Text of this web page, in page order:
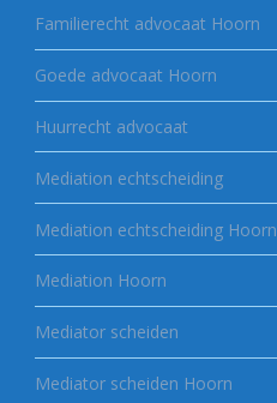
Familierecht advocaat Hoorn
Goede advocaat Hoorn
Huurrecht advocaat
Mediation echtscheiding
Mediation echtscheiding Hoorn
Mediation Hoorn
Mediator scheiden
Mediator scheiden Hoorn